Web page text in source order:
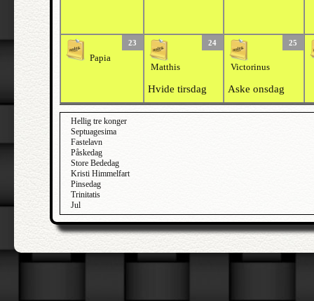
23
Papia
24
Matthis
Hvide tirsdag
25
Victorinus
Aske onsdag
Hellig tre konger
Septuagesima
Fastelavn
Påskedag
Store Bededag
Kristi Himmelfart
Pinsedag
Trinitatis
Jul